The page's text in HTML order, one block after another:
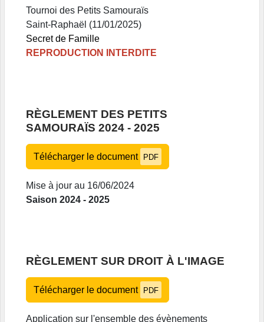
Tournoi des Petits Samouraïs
Saint-Raphaël (11/01/2025)
Secret de Famille
REPRODUCTION INTERDITE
RÈGLEMENT DES PETITS
SAMOURAÏS 2024 - 2025
Télécharger le document PDF
Mise à jour au 16/06/2024
Saison 2024 - 2025
RÈGLEMENT SUR DROIT À L'IMAGE
Télécharger le document PDF
Application sur l'ensemble des évènements